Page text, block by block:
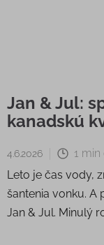
Jan & Jul:
kanadskú
4.6.2026
1
Leto je čas vody,
šantenia vonku. A
Jan & Jul. Minulý